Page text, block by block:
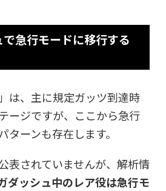
急行モードに移行する
は、主に規定ガッツ到達時
ージですが、ここから急行
ターンも存在します。
表されていませんが、解析情
ダッシュ中のレア役は急行モ